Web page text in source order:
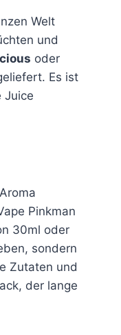
Welt
und
oder
Es ist
Juice
Pinkman
30ml oder
sondern
Zutaten und
der lange